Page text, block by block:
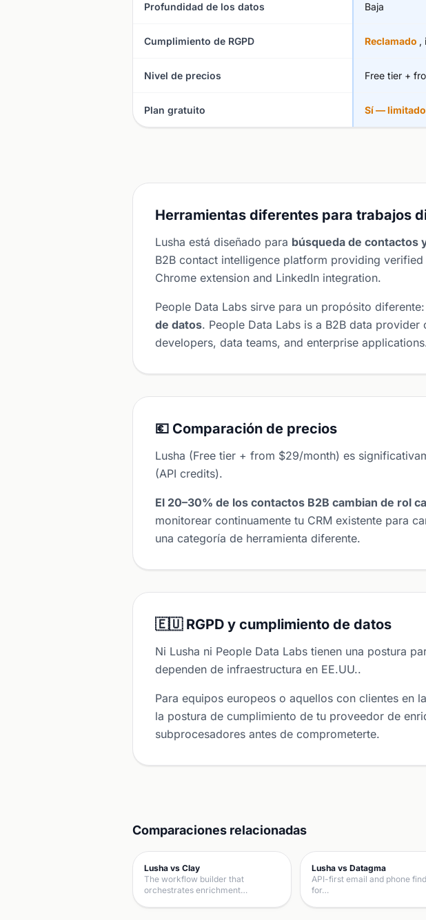
Profundidad de los datos Baja
Cumplimiento de RGPD Reclamado ,
Nivel de precios Free tier +
Plan gratuito Sí — limitado
Herramientas diferentes para trabajos
Lusha está diseñado para búsqueda de contactos
B2B contact intelligence platform providing
Chrome extension and LinkedIn integration.
People Data Labs sirve para un propósito diferente:
de datos. People Data Labs is a B2B data
developers, data teams, and enterprise
💶 Comparación de precios
Lusha (Free tier + from $29/month) es
(API credits).
El 20–30% de los contactos B2B cambian de rol
monitorear continuamente tu CRM existente para
una categoría de herramienta diferente.
🇪🇺 RGPD y cumplimiento de datos
Ni Lusha ni People Data Labs tienen una postura
dependen de infraestructura en EE.UU..
Para equipos europeos o aquellos con clientes en
la postura de cumplimiento de tu proveedor de
subprocesadores antes de comprometerte.
Comparaciones relacionadas
Lusha vs Clay
The workflow builder that
orchestrates enrichment…
Lusha vs Datagma
API-first email and phone
for…